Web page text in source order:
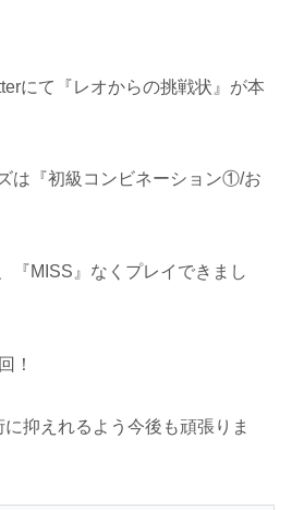
にて『レオからの挑戦状』が本
は『初級コンビネーション①/お
『MISS』なくプレイできまし
！
に抑えれるよう今後も頑張りま